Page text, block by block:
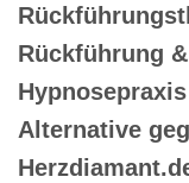
Rückführung
Alternative